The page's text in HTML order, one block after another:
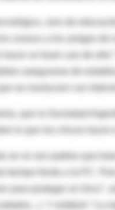
sino de
conoce a los amigos
hacer un buen uso de
asegurarse de
que la Sociedad
se ve son padres que
tiempo frente a la PC.
para proteger al
Y enfatizó: